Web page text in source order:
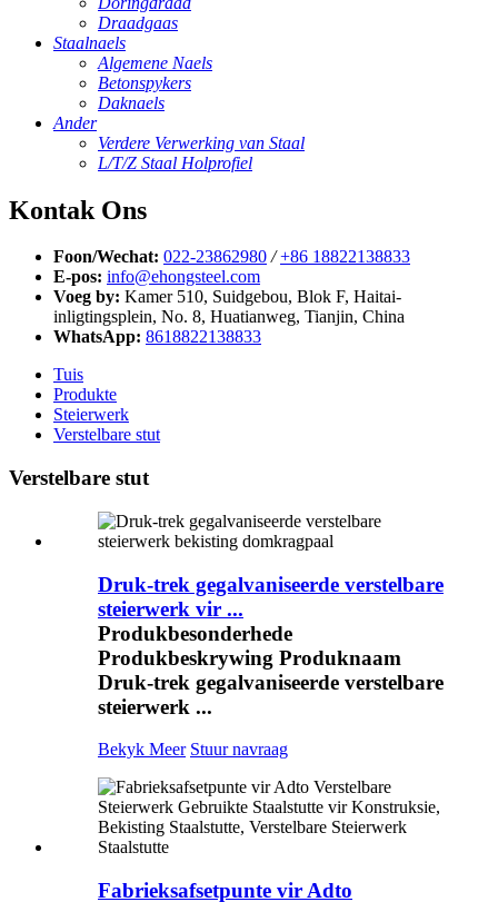
Draadgaas
Staalnaels
Algemene Naels
Betonspykers
Daknaels
Ander
Verdere Verwerking van Staal
L/T/Z Staal Holprofiel
Kontak Ons
Foon/Wechat: 022-23862980 / +86 18822138833
E-pos: info@ehongsteel.com
Voeg by: Kamer 510, Suidgebou, Blok F, Haitai-
inligtingsplein, No. 8, Huatianweg, Tianjin, China
WhatsApp: 8618822138833
Tuis
Produkte
Steierwerk
Verstelbare stut
Verstelbare stut
Druk-trek gegalvaniseerde verstelbare
steierwerk vir ...
Produkbesonderhede
Produkbeskrywing Produknaam
Druk-trek gegalvaniseerde verstelbare
steierwerk ...
Bekyk Meer Stuur navraag
Fabrieksafsetpunte vir Adto